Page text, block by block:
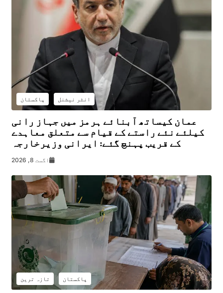
انٹر نیشنل پاکستان
عمان کیساتھ آبنائے ہرمز میں جہاز رانی
کیلئے نئے راستے کے قیام سے متعلق معاہدے
کے قریب پہنچ گئے: ایرانی وزیرخارجہ
اگست 8, 2026
پاکستان تازہ ترین